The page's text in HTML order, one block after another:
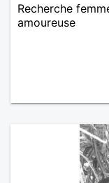
Recherche
amoureuse